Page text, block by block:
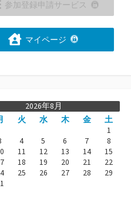
参加登録申請サービス
マイページ
2026年8月
火 水 木 金
土
1
4 5 6 7
8
11 12 13 14
15
18 19 20 21
22
25 26 27 28
29